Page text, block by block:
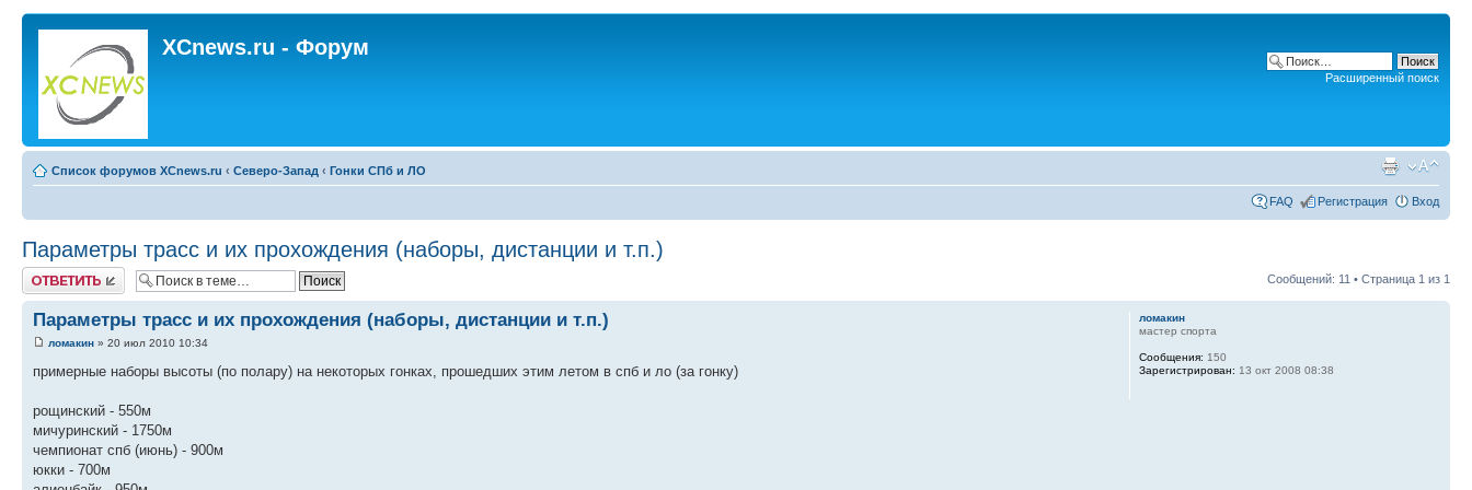
XCnews.ru - Форум
Расширенный поиск
Список форумов XCnews.ru ‹ Северо-Запад ‹ Гонки СПб и ЛО
FAQ Регистрация Вход
Параметры трасс и их прохождения (наборы, дистанции и т.п.)
Ответить Сообщений: 11 • Страница 1 из 1
Параметры трасс и их прохождения (наборы, дистанции и т.п.)
ломакин » 20 июл 2010 10:34
примерные наборы высоты (по полару) на некоторых гонках, прошедших этим летом в спб и ло (за гонку)
рощинский - 550м
мичуринский - 1750м
чемпионат спб (июнь) - 900м
юкки - 700м
ломакин
мастер спорта
Сообщения: 150
Зарегистрирован: 13 окт 2008 08:38